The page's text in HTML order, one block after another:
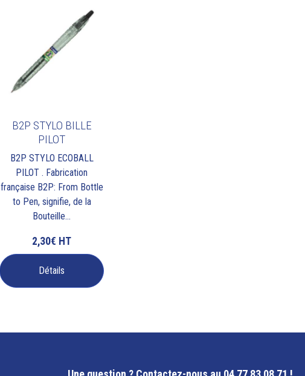
B2P STYLO BILLE
PILOT
B2P STYLO ECOBALL
PILOT . Fabrication
française B2P: From Bottle
to Pen, signifie, de la
Bouteille...
2,30€ HT
Détails